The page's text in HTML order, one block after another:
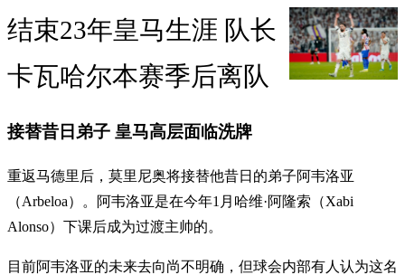
结束23年皇马生涯 队长
卡瓦哈尔本赛季后离队
接替昔日弟子 皇马高层面临洗牌
重返马德里后，莫里尼奥将接替他昔日的弟子阿韦洛亚
（Arbeloa）。阿韦洛亚是在今年1月哈维·阿隆索（Xabi
Alonso）下课后成为过渡主帅的。
目前阿韦洛亚的未来去向尚不明确，但球会内部有人认为这名